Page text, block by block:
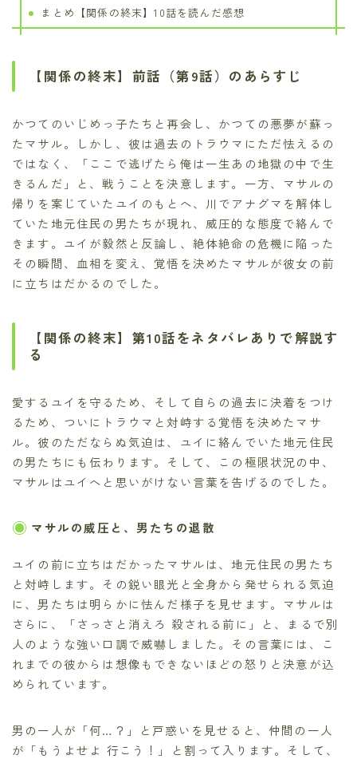
まとめ【関係の終末】10話を読んだ感想
【関係の終末】前話（第9話）のあらすじ
かつてのいじめっ子たちと再会し、かつての悪夢が蘇っ
たマサル。しかし、彼は過去のトラウマにただ怯えるの
ではなく、「ここで逃げたら俺は一生あの地獄の中で生
きるんだ」と、戦うことを決意します。一方、マサルの
帰りを案じていたユイのもとへ、川でアナグマを解体し
ていた地元住民の男たちが現れ、威圧的な態度で絡んで
きます。ユイが毅然と反論し、絶体絶命の危機に陥った
その瞬間、血相を変え、覚悟を決めたマサルが彼女の前
に立ちはだかるのでした。
【関係の終末】第10話をネタバレありで解説す
る
愛するユイを守るため、そして自らの過去に決着をつけ
るため、ついにトラウマと対峙する覚悟を決めたマサ
ル。彼のただならぬ気迫は、ユイに絡んでいた地元住民
の男たちにも伝わります。そして、この極限状況の中、
マサルはユイへと思いがけない言葉を告げるのでした。
マサルの威圧と、男たちの退散
ユイの前に立ちはだかったマサルは、地元住民の男たち
と対峙します。その鋭い眼光と全身から発せられる気迫
に、男たちは明らかに怯んだ様子を見せます。マサルは
さらに、「さっさと消えろ 殺される前に」と、まるで別
人のような強い口調で威嚇しました。その言葉には、こ
れまでの彼からは想像もできないほどの怒りと決意が込
められています。
男の一人が「何…？」と戸惑いを見せると、仲間の一人
が「もうよせよ 行こう！」と割って入ります。そして、